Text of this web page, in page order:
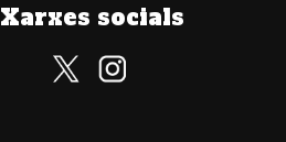
Xarxes socials